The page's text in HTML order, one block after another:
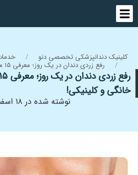
کلینیک دندانپزشکی تخصصی دنو
رفع زردی دندان در یک روز؛ معرفی ۱۵ مورد از بهترین روش‌های خانگی و کلینیکی!
خانگی و کلینیکی!
نوشته شده در ۱۸ اسفند ۱۴۰۳